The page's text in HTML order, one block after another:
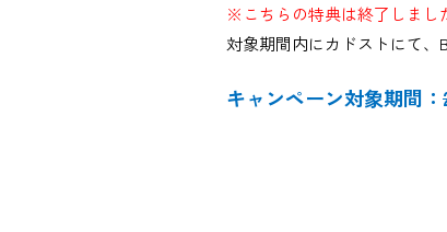
※こちらの特典は終了しまし
対象期間内にカドストにて
キャンペーン対象期間：